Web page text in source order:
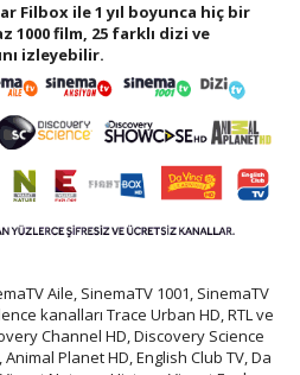
Filbox ile 1 yıl boyunca hiç bir
1000 film, 25 farklı dizi ve
izleyebilir.
Aile, SinemaTV 1001, SinemaTV
kanalları Trace Urban HD, RTL ve
Channel HD, Discovery Science
Planet HD, English Club TV, Da